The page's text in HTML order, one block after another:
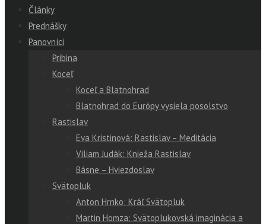
Články
Prednášky
Panovníci
Pribina
Koceľ
Koceľ a Blatnohrad
Blatnohrad do Európy vysiela posolstvo
Rastislav
Eva Kristinová: Rastislav – Meditácia
Viliam Judák: Knieža Rastislav
Básne – Hviezdoslav
Svätopluk
Anton Hrnko: Kráľ Svätopluk
Martin Homza: Svätoplukovská imaginácia a